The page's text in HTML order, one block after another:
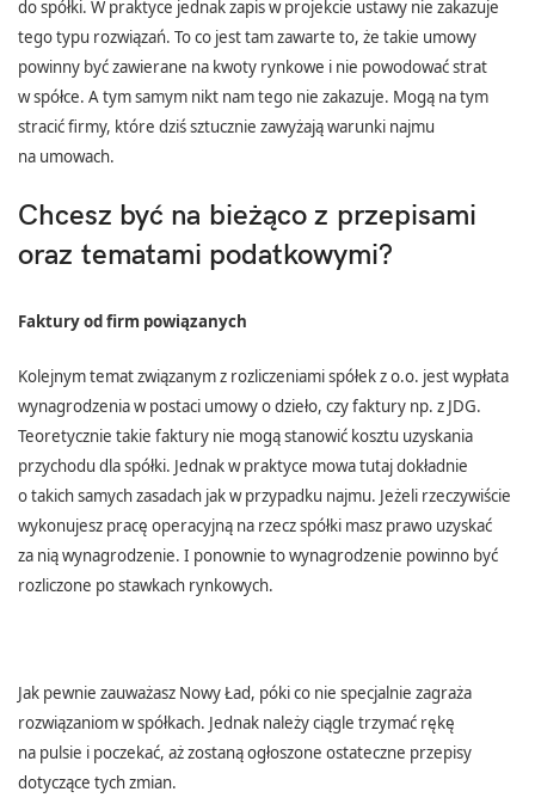
do spółki. W praktyce jednak zapis w projekcie ustawy nie zakazuje
tego typu rozwiązań. To co jest tam zawarte to, że takie umowy
powinny być zawierane na kwoty rynkowe i nie powodować strat
w spółce. A tym samym nikt nam tego nie zakazuje. Mogą na tym
stracić firmy, które dziś sztucznie zawyżają warunki najmu
na umowach.
Chcesz być na bieżąco z przepisami
oraz tematami podatkowymi?
Faktury od firm powiązanych
Kolejnym temat związanym z rozliczeniami spółek z o.o. jest wypłata
wynagrodzenia w postaci umowy o dzieło, czy faktury np. z JDG.
Teoretycznie takie faktury nie mogą stanowić kosztu uzyskania
przychodu dla spółki. Jednak w praktyce mowa tutaj dokładnie
o takich samych zasadach jak w przypadku najmu. Jeżeli rzeczywiście
wykonujesz pracę operacyjną na rzecz spółki masz prawo uzyskać
za nią wynagrodzenie. I ponownie to wynagrodzenie powinno być
rozliczone po stawkach rynkowych.
Jak pewnie zauważasz Nowy Ład, póki co nie specjalnie zagraża
rozwiązaniom w spółkach. Jednak należy ciągle trzymać rękę
na pulsie i poczekać, aż zostaną ogłoszone ostateczne przepisy
dotyczące tych zmian.